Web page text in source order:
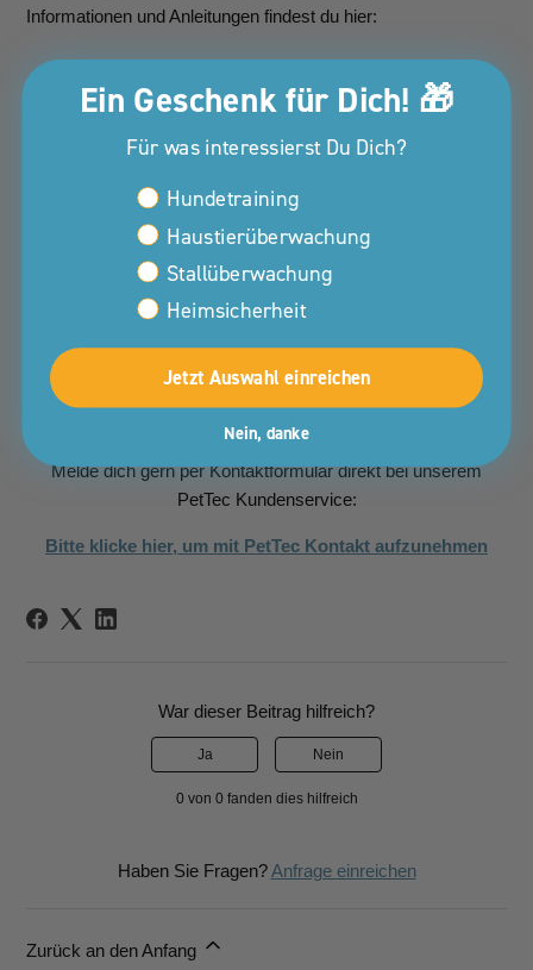
Informationen und Anleitungen findest du hier:
Fernbedienung und einem Trainingshalsband (S.14
Multi Vibra Trainer: Trennen und Verbinden der
Fernbedienung und einem Trainingshalsband (S.14
Bedienungsanleitung)
VIDEOANLEITUNG: Trennen der Fernbedienung
(Wechsel vom Ferntrainer zum Antibell Modus)
VIDEOANLEITUNG: Verbinden der Fernbedienung
(Wechsel vom Antibell zum Ferntrainer Modus)
Du hast noch Fragen?
Melde dich gern per Kontaktformular direkt bei unserem
PetTec Kundenservice:
Bitte klicke hier, um mit PetTec Kontakt aufzunehmen
War dieser Beitrag hilfreich?
Ja Nein
0 von 0 fanden dies hilfreich
Haben Sie Fragen?Anfrage einreichen
Zurück an den Anfang
Ein Geschenk für Dich! 🎁
Für was interessierst Du Dich?
Interessen Kunden Property
Hundetraining
Haustierüberwachung
Stallüberwachung
Heimsicherheit
Jetzt Auswahl einreichen
Nein, danke